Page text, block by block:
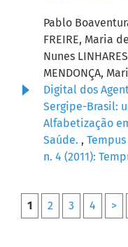
Pablo
FREIRE, Maria
Nunes
MENDONÇA,
Digital dos
Sergipe-Brasil:
Alfabetização
Saúde. ,
n. 4 (2011):
1 2 3 4 >